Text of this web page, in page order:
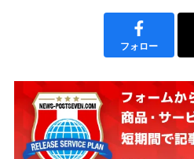
フォロー